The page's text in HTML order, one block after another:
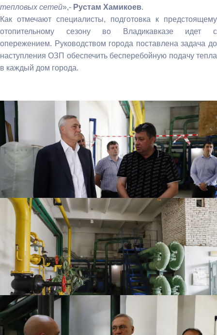
тепловых сетей»,- Рустам Хамикоев.
Как отмечают специалисты, подготовка к предстоящему
отопительному сезону во Владикавказе идет с
опережением. Руководством города поставлена задача до
наступления ОЗП обеспечить бесперебойную подачу тепла
в каждый дом города.